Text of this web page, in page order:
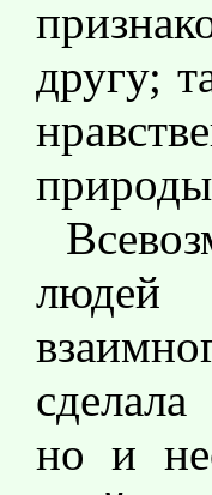
другу;
людей
сделала
но и